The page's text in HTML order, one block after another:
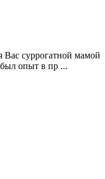
Вас суррогатной мамой
опыт в пр ...